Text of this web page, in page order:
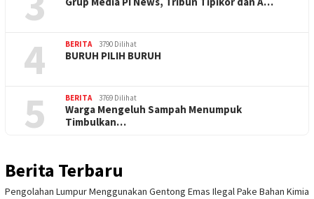
4 BERITA 3790 Dilihat
BURUH PILIH BURUH
5 BERITA 3769 Dilihat
Warga Mengeluh Sampah Menumpuk
Timbulkan…
Berita Terbaru
Pengolahan Lumpur Menggunakan Gentong Emas Ilegal Pake Bahan Kimia